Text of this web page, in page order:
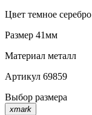
Цвет темное серебро
Размер 41мм
Материал металл
Артикул 69859
Выбор размера
xmark